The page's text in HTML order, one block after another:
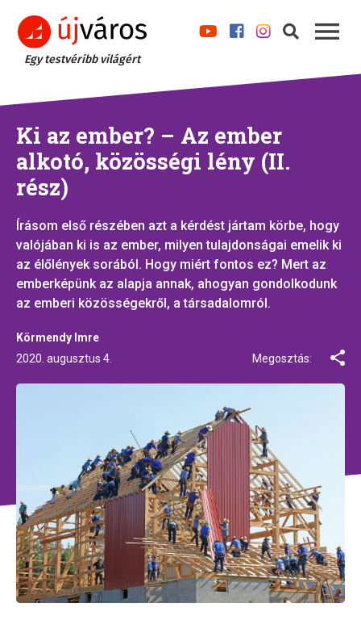
Egy testvéribb világért
Ki az ember? – Az ember
alkotó, közösségi lény (II.
rész)
Írásom első részében azt a kérdést jártam körbe, hogy
valójában ki is az ember, milyen tulajdonságai emelik ki
az élőlények sorából. Hogy miért fontos ez? Mert az
emberképünk az alapja annak, ahogyan gondolkodunk
az emberi közösségekről, a társadalomról.
Körmendy Imre
2020. augusztus 4.
Megosztás: